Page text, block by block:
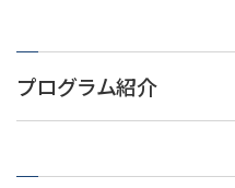
プログラム紹介